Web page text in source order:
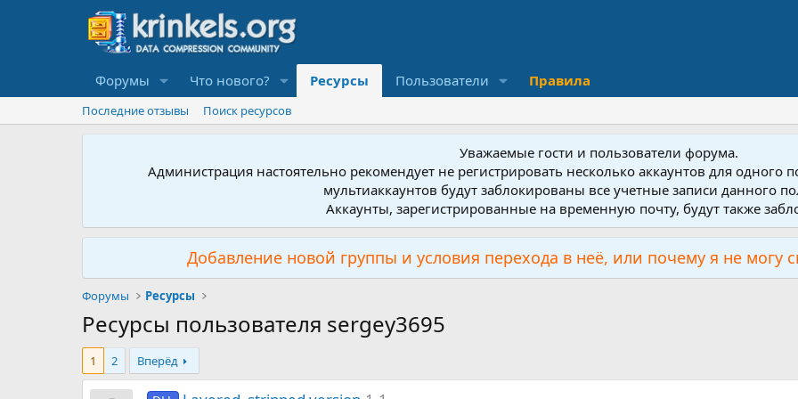
Форумы Что нового? Ресурсы Пользователи Правила
Последние отзывы Поиск ресурсов
Уважаемые гости и пользователи форума.
Администрация настоятельно рекомендует не регистрировать несколько аккаунтов для
мультиаккаунтов будут заблокированы все учетные записи данного
Аккаунты, зарегистрированные на временную почту, будут также
Добавление новой группы и условия перехода в неё, или почему я не могу
Форумы Ресурсы
Ресурсы пользователя sergey3695
1 2 Вперёд